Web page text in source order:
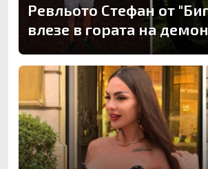
Ревльото Стефан от
влезе в гората на